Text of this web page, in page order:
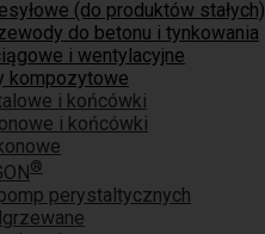
(do produktów stałych)
do betonu i tynkowania
i wentylacyjne
kompozytowe
i końcówki
i końcówki
®
perystaltycznych